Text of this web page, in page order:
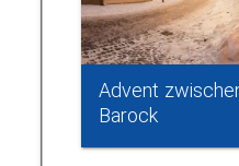
Advent
Barock